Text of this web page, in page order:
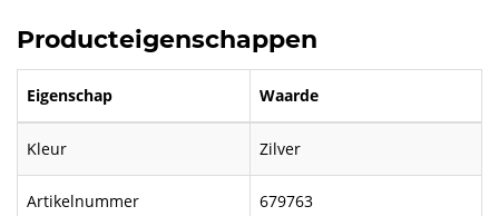
Producteigenschappen
Eigenschap Waarde
Kleur Zilver
Artikelnummer 679763